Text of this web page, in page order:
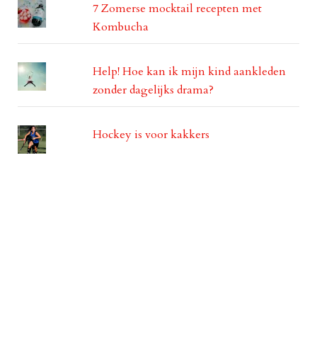
7 Zomerse mocktail recepten met
Kombucha
Help! Hoe kan ik mijn kind aankleden
zonder dagelijks drama?
Hockey is voor kakkers